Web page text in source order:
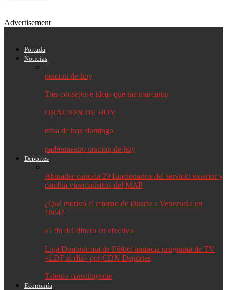
Advertisement
Portada
Noticias
oracion de hoy
Tres consejos e ideas que me marcaron
ORACION DE HOY
misa de hoy domingo
padrenuestro oracion de hoy
Deportes
Abinader cancela 29 funcionarios del servicio exterior y
cambia viceministros del MAP
¿Qué motivó el retorno de Duarte a Venezuela en
1864?
El fin del dinero en efectivo
Liga Dominicana de Fútbol anuncia programa de TV
«LDF al día» por CDN Deportes
Talento constituyente
Economía